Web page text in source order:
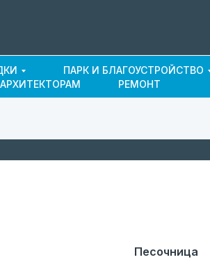
ПАРК И БЛАГОУСТРОЙСТВО
АРХИТЕКТОРАМ РЕМОНТ
Песочница